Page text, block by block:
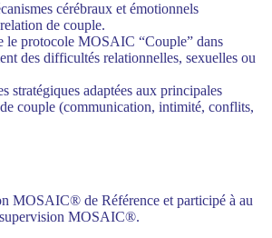
cérébraux et émotionnels
de couple.
le protocole MOSAIC “Couple” dans
des difficultés relationnelles, sexuelles ou
stratégiques adaptées aux principales
couple (communication, intimité, conflits,
MOSAIC® de Référence et participé à au
MOSAIC®.